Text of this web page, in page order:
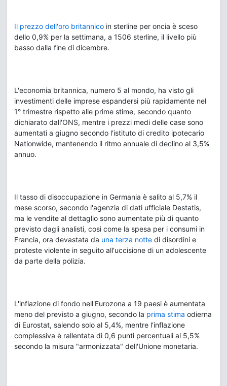
Il prezzo dell'oro britannico in sterline per oncia è sceso
dello 0,9% per la settimana, a 1506 sterline, il livello più
basso dalla fine di dicembre.
L'economia britannica, numero 5 al mondo, ha visto gli
investimenti delle imprese espandersi più rapidamente nel
1° trimestre rispetto alle prime stime, secondo quanto
dichiarato dall'ONS, mentre i prezzi medi delle case sono
aumentati a giugno secondo l'istituto di credito ipotecario
Nationwide, mantenendo il ritmo annuale di declino al 3,5%
annuo.
Il tasso di disoccupazione in Germania è salito al 5,7% il
mese scorso, secondo l'agenzia di dati ufficiale Destatis,
ma le vendite al dettaglio sono aumentate più di quanto
previsto dagli analisti, così come la spesa per i consumi in
Francia, ora devastata da una terza notte di disordini e
proteste violente in seguito all'uccisione di un adolescente
da parte della polizia.
L'inflazione di fondo nell'Eurozona a 19 paesi è aumentata
meno del previsto a giugno, secondo la prima stima odierna
di Eurostat, salendo solo al 5,4%, mentre l'inflazione
complessiva è rallentata di 0,6 punti percentuali al 5,5%
secondo la misura "armonizzata" dell'Unione monetaria.